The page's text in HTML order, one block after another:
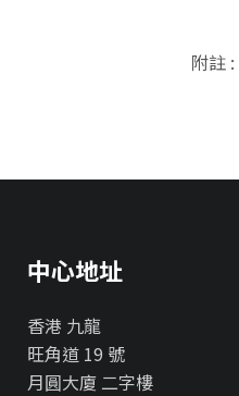
附註 :
中心地址
香港 九龍
旺角道 19 號
月圓大廈 二字樓